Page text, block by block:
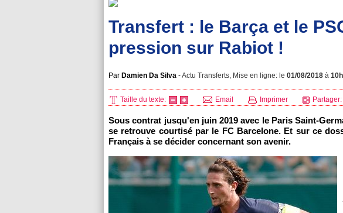
Transfert : le Barça et le
pression sur Rabiot !
Par Damien Da Silva -Actu Transferts, Mise en ligne: le 01/08/2018 à
Taille du texte: Email Imprimer Partager:
Sous contrat jusqu'en juin 2019 avec le Paris Saint-
se retrouve courtisé par le FC Barcelone. Et sur ce
Français à se décider concernant son avenir.